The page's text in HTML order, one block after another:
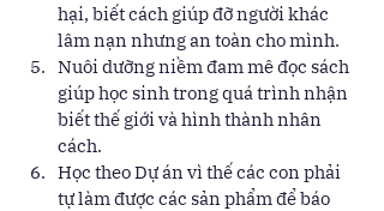
hại, biết cách giúp đỡ người khác
lâm nạn nhưng an toàn cho mình.
Nuôi dưỡng niềm đam mê đọc sách
giúp học sinh trong quá trình nhận
biết thế giới và hình thành nhân
cách.
Học theo Dự án vì thế các con phải
tự làm được các sản phẩm để báo